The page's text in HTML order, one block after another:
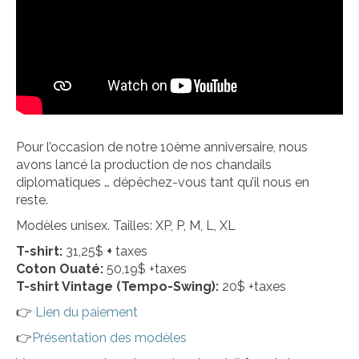
Pour l’occasion de notre 10ème anniversaire, nous
avons lancé la production de nos chandails
diplomatiques … dépêchez-vous tant qu’il nous en
reste.
Modèles unisex. Tailles: XP, P, M, L, XL
T-shirt: 31,25$ + taxes
Coton Ouaté: 50,19$ +taxes
T-shirt Vintage (Tempo-Swing): 20$ +taxes
👉 Lien du paiement
👉Présentation des modèles